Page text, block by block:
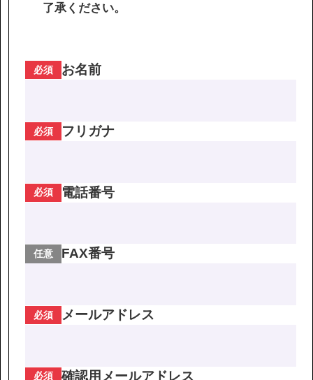
了承ください。
必須 お名前
必須 フリガナ
必須 電話番号
任意 FAX番号
必須 メールアドレス
必須 確認用メールアドレス